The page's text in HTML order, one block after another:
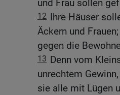
und Frau sollen
12 Ihre Häuser
Äckern und
gegen die
13 Denn vom
unrechtem
sie alle mit Lügen